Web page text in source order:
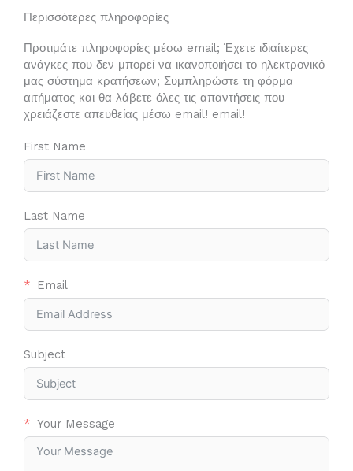
Περισσότερες πληροφορίες
Προτιμάτε πληροφορίες μέσω email; Έχετε ιδιαίτερες
ανάγκες που δεν μπορεί να ικανοποιήσει το ηλεκτρονικό
μας σύστημα κρατήσεων; Συμπληρώστε τη φόρμα
αιτήματος και θα λάβετε όλες τις απαντήσεις που
χρειάζεστε απευθείας μέσω email! email!
First Name
Last Name
Email
Subject
Your Message